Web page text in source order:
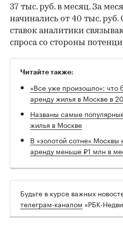
37 тыс. руб. в месяц. За
начинались от 40 тыс.
ставок аналитики
спроса со стороны
Читайте также:
«Все уже произошло»: что
аренду жилья в Москве в
Названы самые
жилья в Москве
В «золотой сотне» Москвы
аренду меньше ₽1 млн в
Будьте в курсе важных
телеграм-каналом «РБК-